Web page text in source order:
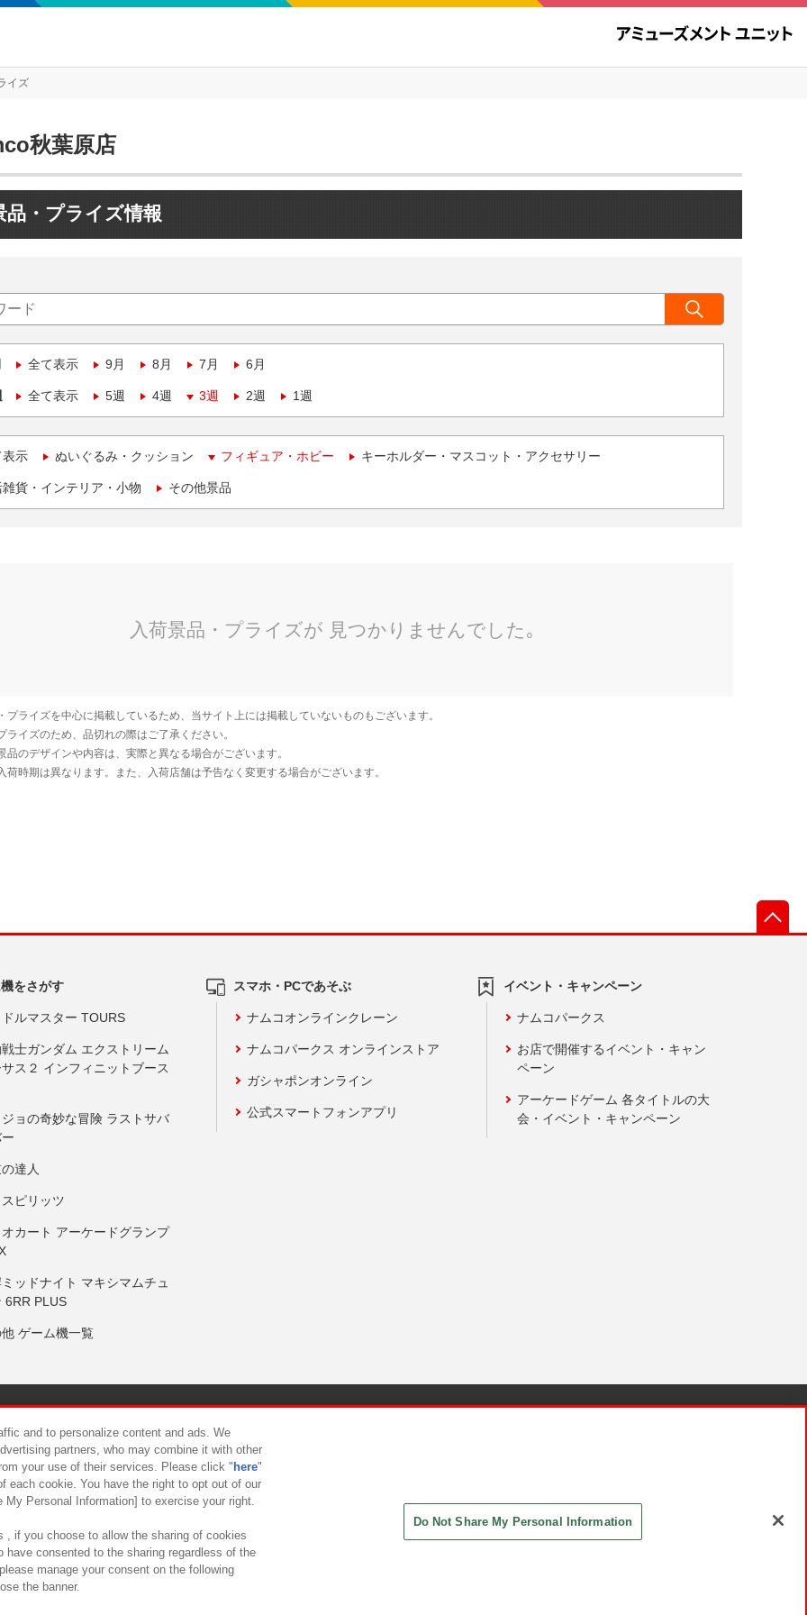
イズ
秋葉原店
品・プライズ情報
全て表示 9月 8月 7月 6月
全て表示 5週 4週 3週 2週 1週
表示 ぬいぐるみ・クッション フィギュア・ホビー キーホルダー・マスコット・アクセサリー
貨・インテリア・小物 その他景品
をさがす
ルマスター TOURS
士ガンダム エクストリーム
ス２ インフィニットブース
ョの奇妙な冒険 ラストサバ
達人
ピリッツ
カート アーケードグランプ
ッドナイト マキシマムチュ
6RR PLUS
ゲーム機一覧
スマホ・PCであそぶ
ナムコオンラインクレーン
ナムコパークス オンラインストア
ガシャポンオンライン
公式スマートフォンアプリ
イベント・キャンペーン
ナムコパークス
お店で開催するイベント・キャン
ペーン
アーケードゲーム 各タイトルの大
会・イベント・キャンペーン
について カスタマーハラスメント対応方針
and to personalize content and ads. We
partners, who may combine it with other
your use of their services. Please click " here"
each cookie. You have the right to opt out of our
Personal Information] to exercise your right.
, if you choose to allow the sharing of cookies
have consented to the sharing regardless of the
manage your consent on the following
the banner.
Do Not Share My Personal Information